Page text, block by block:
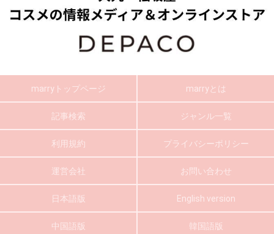
marryトップページ marryとは
記事検索 ジャンル一覧
利用規約 プライバシーポリシー
運営会社 お問い合わせ
日本語版 English version
中国語版 韓国語版